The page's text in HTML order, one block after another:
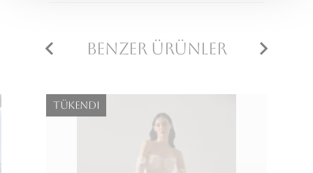
Benzer Ürünler
Tükendi